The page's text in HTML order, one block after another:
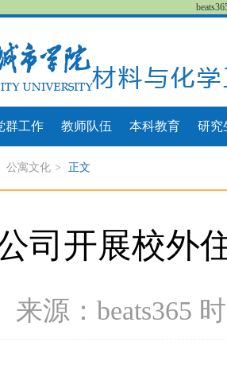
群工作 教师队伍 本科教育 研究
公寓文化 > 正文
司开展校外
来源：beats365